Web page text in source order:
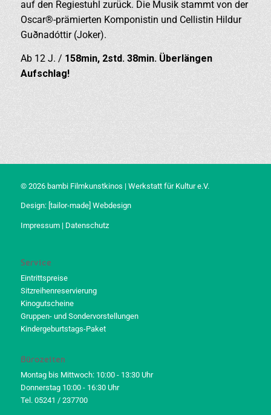
auf den Regiestuhl zurück. Die Musik stammt von der
Oscar®-prämierten Komponistin und Cellistin Hildur
Guðnadóttir (Joker).
Ab 12 J. / 158min, 2std. 38min. Überlängen
Aufschlag!
© 2026 bambi Filmkunstkinos | Werkstatt für Kultur e.V.
Design: [tailor-made] Webdesign
Impressum| Datenschutz
Service
Eintrittspreise
Sitzreihenreservierung
Kinogutscheine
Gruppen- und Sondervorstellungen
Kindergeburtstags-Paket
Bürozeiten
Montag bis Mittwoch: 10:00 - 13:30 Uhr
Donnerstag 10:00 - 16:30 Uhr
Tel. 05241 / 237700